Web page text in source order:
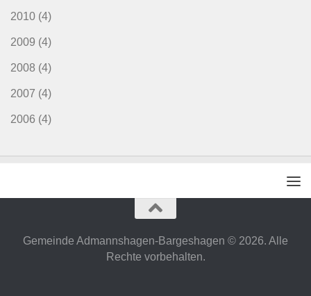
2010 (4)
2009 (4)
2008 (4)
2007 (4)
2006 (4)
Gemeinde Admannshagen-Bargeshagen © 2026. Alle
Rechte vorbehalten.